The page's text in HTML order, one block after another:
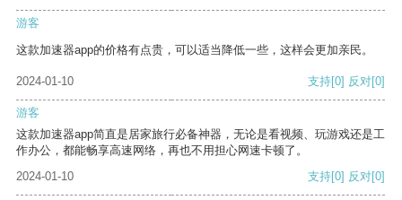
游客
这款加速器app的价格有点贵，可以适当降低一些，这样会更加亲民。
2024-01-10 支持[0] 反对[0]
游客
这款加速器app简直是居家旅行必备神器，无论是看视频、玩游戏还是工
作办公，都能畅享高速网络，再也不用担心网速卡顿了。
2024-01-10
支持[0] 反对[0]